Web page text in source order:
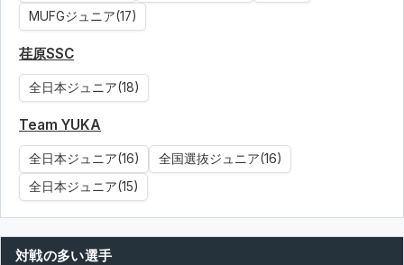
MUFGジュニア(17)
荏原SSC
全日本ジュニア(18)
Team YUKA
全日本ジュニア(16)
全国選抜ジュニア(16)
全日本ジュニア(15)
対戦の多い選手